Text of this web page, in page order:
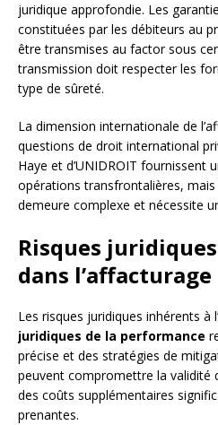
juridique approfondie. Les
constituées par les débiteurs au
être transmises au factor sous
transmission doit respecter les
type de sûreté.
La dimension internationale de
questions de droit international
Haye et d’UNIDROIT fournissent
opérations transfrontalières,
demeure complexe et nécessite
Risques
dans l’affacturage
Les risques juridiques inhérents à l’
juridiques de la performance
précise et des stratégies de
peuvent compromettre la validité
des coûts supplémentaires
prenantes.